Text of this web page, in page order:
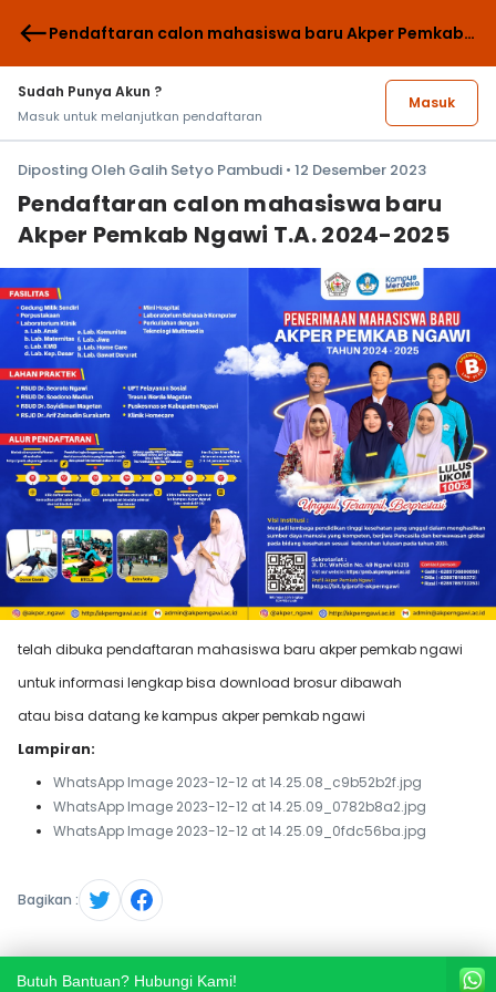
westPendaftaran calon mahasiswa baru Akper Pemkab
Sudah Punya Akun ?
Masuk untuk melanjutkan pendaftaran
Masuk
Diposting Oleh Galih Setyo Pambudi • 12 Desember 2023
Pendaftaran calon mahasiswa baru
Akper Pemkab Ngawi T.A. 2024-2025
telah dibuka pendaftaran mahasiswa baru akper pemkab ngawi
untuk informasi lengkap bisa download brosur dibawah
atau bisa datang ke kampus akper pemkab ngawi
Lampiran:
WhatsApp Image 2023-12-12 at 14.25.08_c9b52b2f.jpg
WhatsApp Image 2023-12-12 at 14.25.09_0782b8a2.jpg
WhatsApp Image 2023-12-12 at 14.25.09_0fdc56ba.jpg
Bagikan :
Butuh Bantuan? Hubungi Kami!